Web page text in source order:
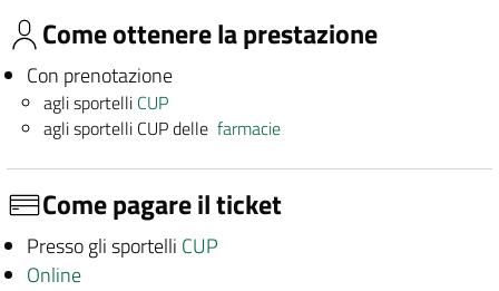
Come ottenere la prestazione
Con prenotazione
agli sportelli CUP
agli sportelli CUP dellefarmacie
Come pagare il ticket
Presso gli sportelli CUP
Online